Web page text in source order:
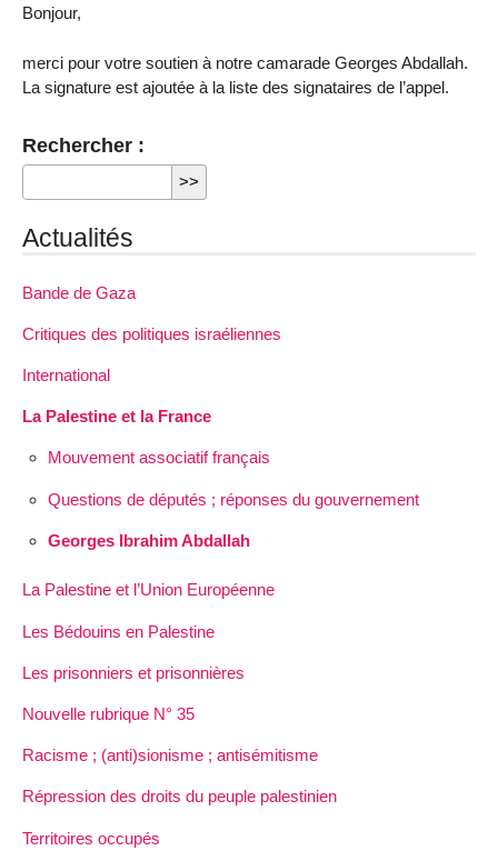
Bonjour,
merci pour votre soutien à notre camarade Georges Abdallah.
La signature est ajoutée à la liste des signataires de l’appel.
Rechercher :
Actualités
Bande de Gaza
Critiques des politiques israéliennes
International
La Palestine et la France
Mouvement associatif français
Questions de députés ; réponses du gouvernement
Georges Ibrahim Abdallah
La Palestine et l’Union Européenne
Les Bédouins en Palestine
Les prisonniers et prisonnières
Nouvelle rubrique N° 35
Racisme ; (anti)sionisme ; antisémitisme
Répression des droits du peuple palestinien
Territoires occupés